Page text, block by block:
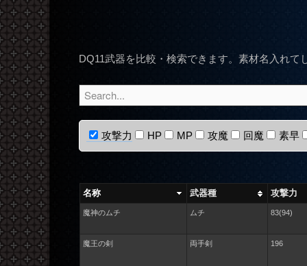
DQ11武器を比較・検索できます。素材名入れ
表:列オン・オフ
攻撃力 HP MP 攻魔 回魔 素早
名称 武器種 攻撃力
魔神のムチ ムチ 83(94)
魔王の剣 両手剣 196